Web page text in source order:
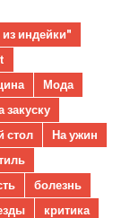
индейки"
Мода
закуску
стол
На ужин
болезнь
критика